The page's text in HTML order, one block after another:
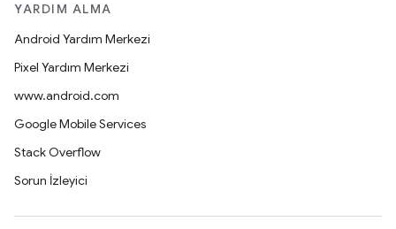
YARDIM ALMA
Android Yardım Merkezi
Pixel Yardım Merkezi
www.android.com
Google Mobile Services
Stack Overflow
Sorun İzleyici